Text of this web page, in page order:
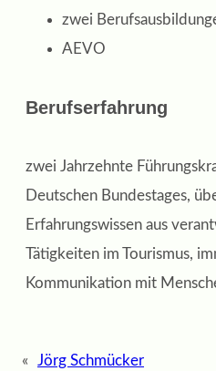
zwei
AEVO
Berufserfahrung
zwei Jahrzehnte
Deutschen Bundestages,
Erfahrungswissen aus
Tätigkeiten im Tourismus,
Kommunikation mit
« Jörg Schmücker